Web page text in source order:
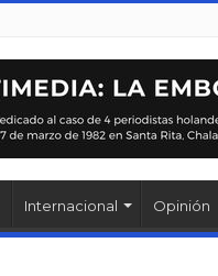
Internacional Opinión